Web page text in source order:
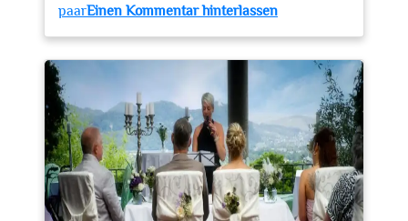
paarEinen Kommentar hinterlassenzu
einfangen:
Hochzeitsfotograf
im
Emmental